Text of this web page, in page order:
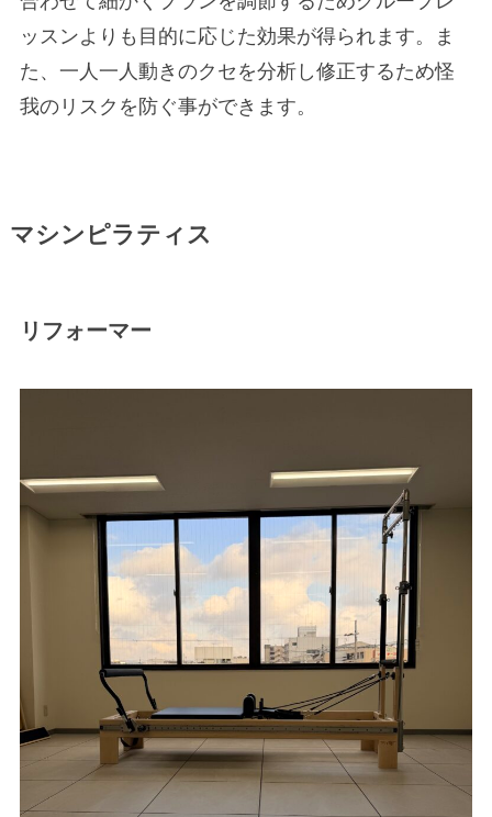
ッスンよりも目的に応じた効果が得られます。ま
た、一人一人動きのクセを分析し修正するため怪
我のリスクを防ぐ事ができます。
マシンピラティス
リフォーマー